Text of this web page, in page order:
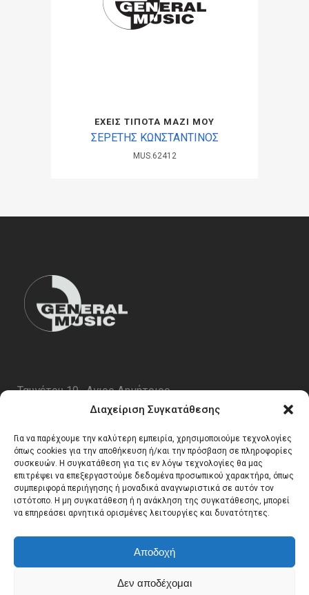
Διαχείριση Συγκατάθεσης
Για να παρέχουμε την καλύτερη εμπειρία, χρησιμοποιούμε τεχνολογίες
όπως cookies για την αποθήκευση ή/και την πρόσβαση σε πληροφορίες
συσκευών. Η συγκατάθεση για τις εν λόγω τεχνολογίες θα μας
επιτρέψει να επεξεργαστούμε δεδομένα προσωπικού χαρακτήρα, όπως
συμπεριφορά περιήγησης ή μοναδικά αναγνωριστικά σε αυτόν τον
ιστότοπο. Η μη συγκατάθεση ή η ανάκληση της συγκατάθεσης, μπορεί
να επηρεάσει αρνητικά ορισμένες λειτουργίες και δυνατότητες.
Αποδοχή
Δεν αποδέχομαι
ΕΧΕΙΣ ΤΙΠΟΤΑ ΜΑΖΙ ΜΟΥ
ΣΕΡΕΤΗΣ ΚΩΝΣΤΑΝΤΙΝΟΣ
MUS.62412
Ταυγέτου 19 , Αγιος Δημήτριος
email:info@generalmusic.gr
Ωρες Λειτουργίας:
Δευτέρα – Παρασκευή 10:00 – 17:00